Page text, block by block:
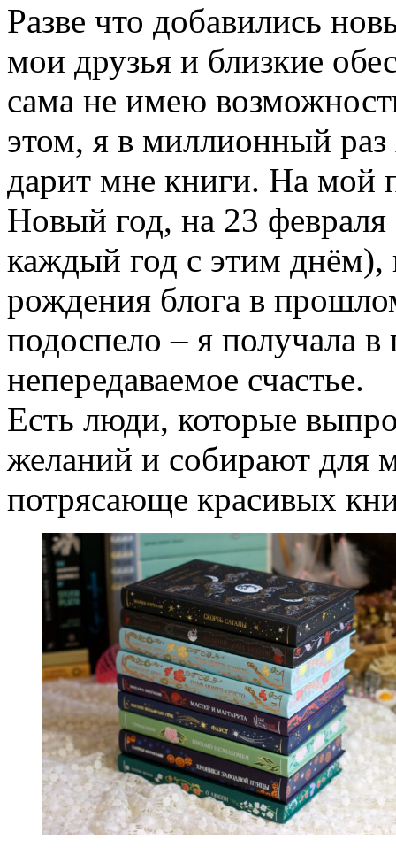
Разве что добавились
мои друзья и близкие
сама не имею
этом, я в миллионный раз
дарит мне книги. На мой
Новый год, на 23
каждый год с этим днём),
рождения блога в
подоспело – я получала
непередаваемое счастье.
Есть люди, которые
желаний и собирают для
потрясающе красивых